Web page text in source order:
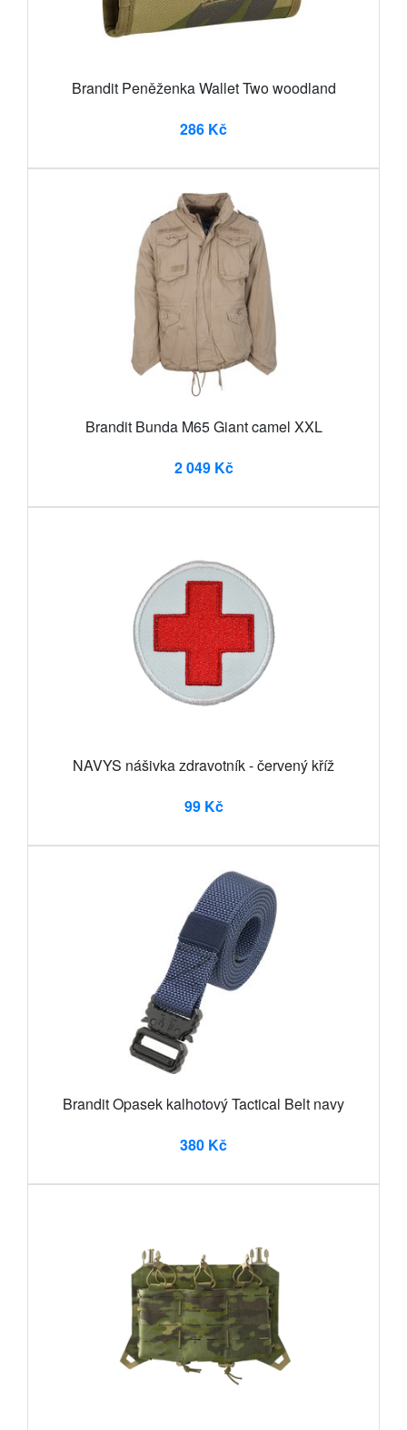
Brandit Peněženka Wallet Two woodland
286 Kč
Brandit Bunda M65 Giant camel XXL
2 049 Kč
NAVYS nášivka zdravotník - červený kříž
99 Kč
Brandit Opasek kalhotový Tactical Belt navy
380 Kč